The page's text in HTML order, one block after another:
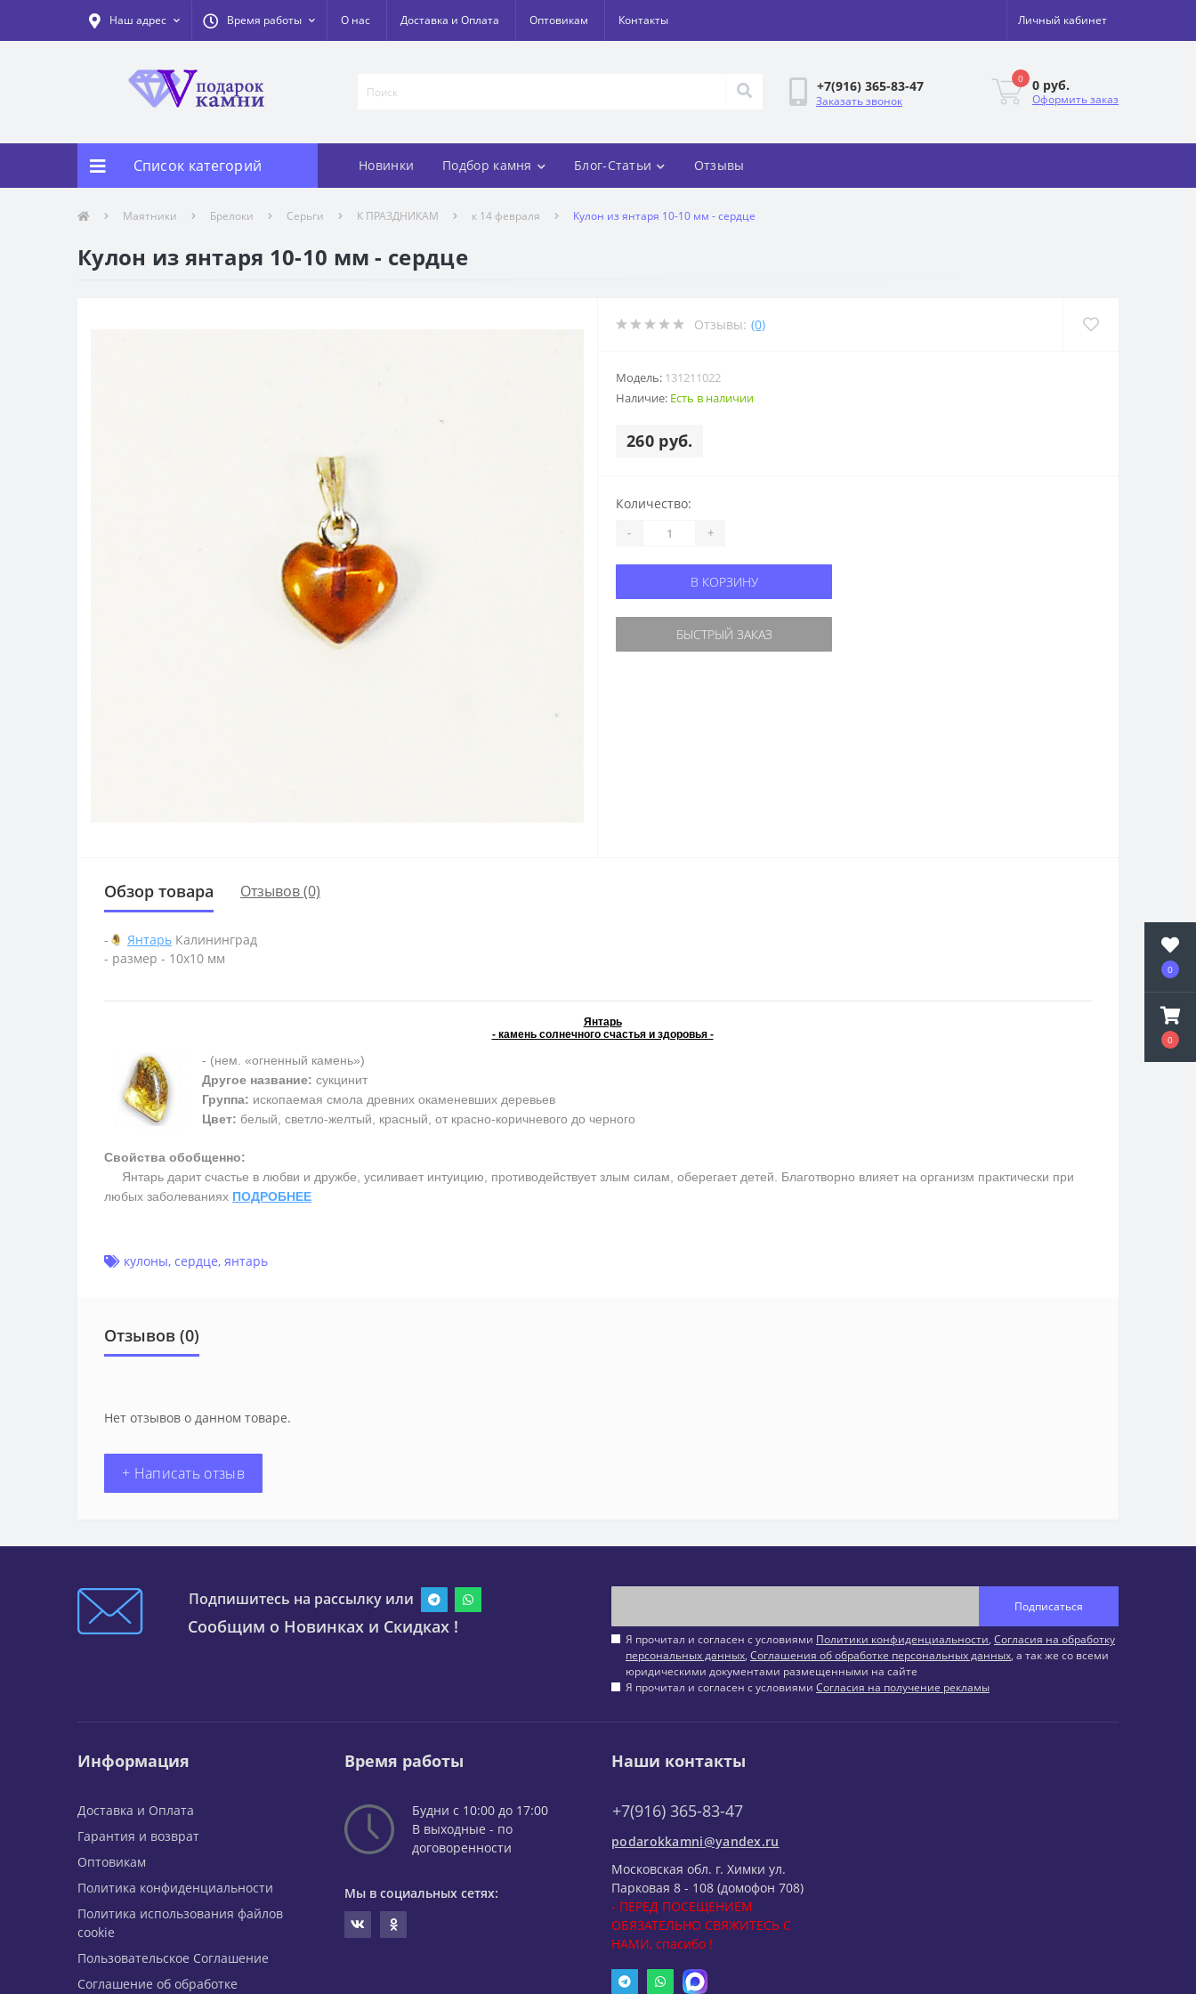
0
0
Наш адрес Время работы О нас Доставка и Оплата Оптовикам Контакты Личный кабинет
+7(916) 365-83-47
Заказать звонок
0 0 руб.
Оформить заказ
Список категорий Новинки Подбор камня Блог-Статьи Отзывы
Маятники Брелоки Серьги К ПРАЗДНИКАМ к 14 февраля Кулон из янтаря 10-10 мм - сердце
Кулон из янтаря 10-10 мм - сердце
Отзывы: (0)
Модель: 131211022
Наличие: Есть в наличии
260 руб.
Количество:
- +
В КОРЗИНУ
БЫСТРЫЙ ЗАКАЗ
Обзор товара Отзывов (0)
- Янтарь Калининград
- размер - 10х10 мм
Янтарь
- камень солнечного счастья и здоровья -
- (нем. «огненный камень»)
Другое название: сукцинит
Группа: ископаемая смола древних окаменевших деревьев
Цвет: белый, светло-желтый, красный, от красно-коричневого до черного
Свойства обобщенно:
Янтарь дарит счастье в любви и дружбе, усиливает интуицию, противодействует злым силам, оберегает детей. Благотворно влияет на организм практически при
любых заболеваниях ПОДРОБНЕЕ
кулоны, сердце, янтарь
Отзывов (0)
Нет отзывов о данном товаре.
+ Написать отзыв
Подпишитесь на рассылку или
Сообщим о Новинках и Скидках !
Подписаться
Я прочитал и согласен с условиями Политики конфиденциальности, Согласия на обработку
персональных данных, Соглашения об обработке персональных данных, а так же со всеми
юридическими документами размещенными на сайте
Я прочитал и согласен с условиями Согласия на получение рекламы
Информация
Доставка и Оплата
Гарантия и возврат
Оптовикам
Политика конфиденциальности
Политика использования файлов
cookie
Пользовательское Соглашение
Соглашение об обработке
Время работы
Будни с 10:00 до 17:00
В выходные - по
договоренности
Мы в социальных сетях:
Наши контакты
+7(916) 365-83-47
podarokkamni@yandex.ru
Московская обл. г. Химки ул.
Парковая 8 - 108 (домофон 708)
- ПЕРЕД ПОСЕЩЕНИЕМ
ОБЯЗАТЕЛЬНО СВЯЖИТЕСЬ С
НАМИ, спасибо !